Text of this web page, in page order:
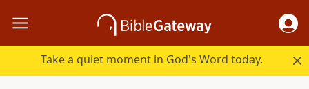
Take a quiet moment in God's Word today.